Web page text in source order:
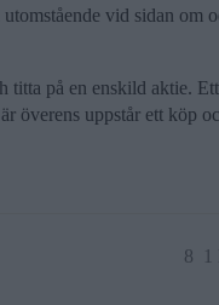
vid sidan om
titta på en enskild aktie.
överens uppstår ett köp
8